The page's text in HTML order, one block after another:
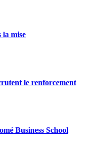
la mise
le renforcement
Business School